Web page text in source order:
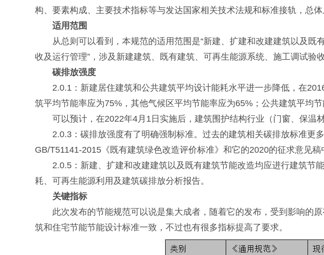
构、要素构成、主要技术指标等与发达国家相关技术法规和标准接轨，总体
适用范围
从总则可以看到，本规范的适用范围是“新建、扩建和改建建筑以及既
收及运行管理”，涉及新建建筑、既有建筑、可再生能源系统、施工调试验
碳排放强度
2.0.1：新建居住建筑和公共建筑平均设计能耗水平进一步降低，在
筑平均节能率应为75%，其他气候区平均节能率应为65%；公共建筑平均节
可以预计，在2022年4月1日实施后，建筑围护结构行业（门窗、保温
2.0.3：碳排放强度有了明确强制标准。过去的建筑相关碳排放标准更
GB/T51141-2015《既有建筑绿色改造评价标准》和它的2020的征求意见稿
2.0.5：新建、扩建和改建建筑以及既有建筑节能改造均应进行建筑节
耗、可再生能源利用及建筑碳排放分析报告。
关键指标
此次发布的节能规范可以说是集大成者，随着它的发布，受到影响的
筑和住宅节能节能设计标准一致，不过也有很多指标提高了要求。